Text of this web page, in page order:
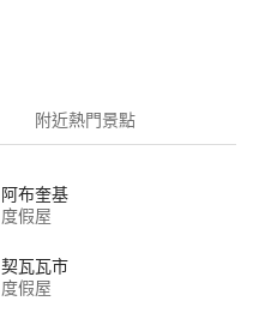
附近熱門景點
阿布奎基
度假屋
契瓦瓦市
度假屋